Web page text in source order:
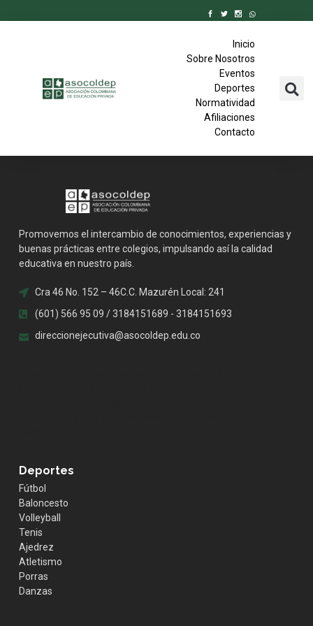
Inicio
Sobre Nosotros
Eventos
Deportes
Normatividad
Afiliaciones
Contacto
Promovemos el intercambio de conocimientos, experiencias y
buenas prácticas entre colegios, impulsando así la calidad
educativa en nuestro país.
Cra 46 No. 152 – 46C.C. Mazurén Local: 241
(601) 566 95 09 / 3184151689 - 3184151693
direccionejecutiva@asocoldep.edu.co
Deportes
Fútbol
Baloncesto
Volleyball
Tenis
Ajedrez
Atletismo
Porras
Danzas